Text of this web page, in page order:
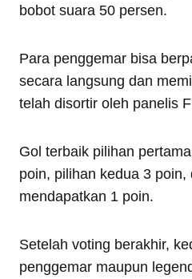
bobot suara 50 persen.
Para penggemar bisa
secara langsung dan
telah disortir oleh panelis
Gol terbaik pilihan
poin, pilihan kedua 3
mendapatkan 1 poin.
Setelah voting berakhir,
penggemar maupun